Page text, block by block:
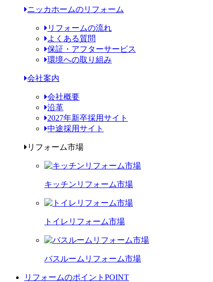
ニッカホームのリフォーム
リフォームの流れ
よくある質問
保証・アフターサービス
環境への取り組み
会社案内
会社概要
沿革
2027年新卒採用サイト
中途採用サイト
リフォーム市場
キッチンリフォーム市場
トイレリフォーム市場
バスルームリフォーム市場
リフォームのポイント POINT